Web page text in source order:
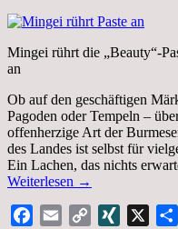
Mingei rührt die „Beauty“-
an
Ob auf den geschäftigen
Pagoden oder Tempeln –
offenherzige Art der
des Landes ist selbst für
Ein Lachen, das nichts
Weiterlesen →
Facebook
Email Copy XING